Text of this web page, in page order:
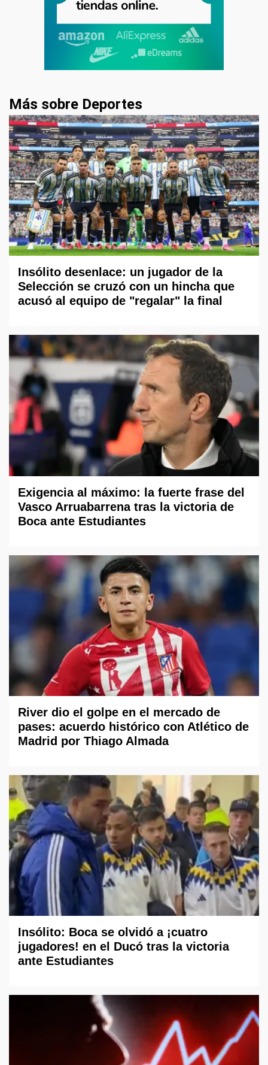
Más sobre Deportes
Insólito desenlace: un jugador de la
Selección se cruzó con un hincha que
acusó al equipo de "regalar" la final
Exigencia al máximo: la fuerte frase del
Vasco Arruabarrena tras la victoria de
Boca ante Estudiantes
River dio el golpe en el mercado de
pases: acuerdo histórico con Atlético de
Madrid por Thiago Almada
Insólito: Boca se olvidó a ¡cuatro
jugadores! en el Ducó tras la victoria
ante Estudiantes